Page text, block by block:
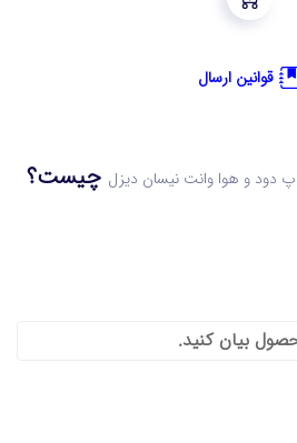
قوانین ارسال
دود و هوا وانت نیسان دیزل چیست؟
بیان کنید.